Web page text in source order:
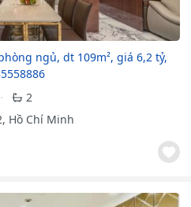
ngủ, dt 109m², giá 6,2 tỷ,
2
Hồ Chí Minh